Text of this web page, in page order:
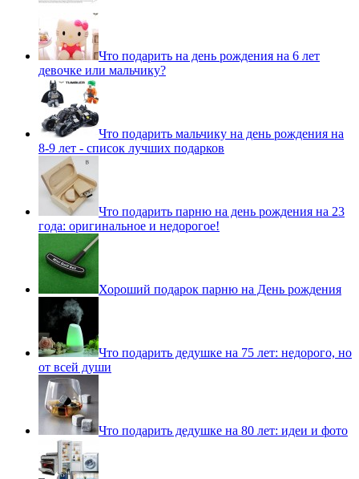
Что подарить на день рождения на 6 лет
девочке или мальчику?
Что подарить мальчику на день рождения на
8-9 лет - список лучших подарков
Что подарить парню на день рождения на 23
года: оригинальное и недорогое!
Хороший подарок парню на День рождения
Что подарить дедушке на 75 лет: недорого, но
от всей души
Что подарить дедушке на 80 лет: идеи и фото